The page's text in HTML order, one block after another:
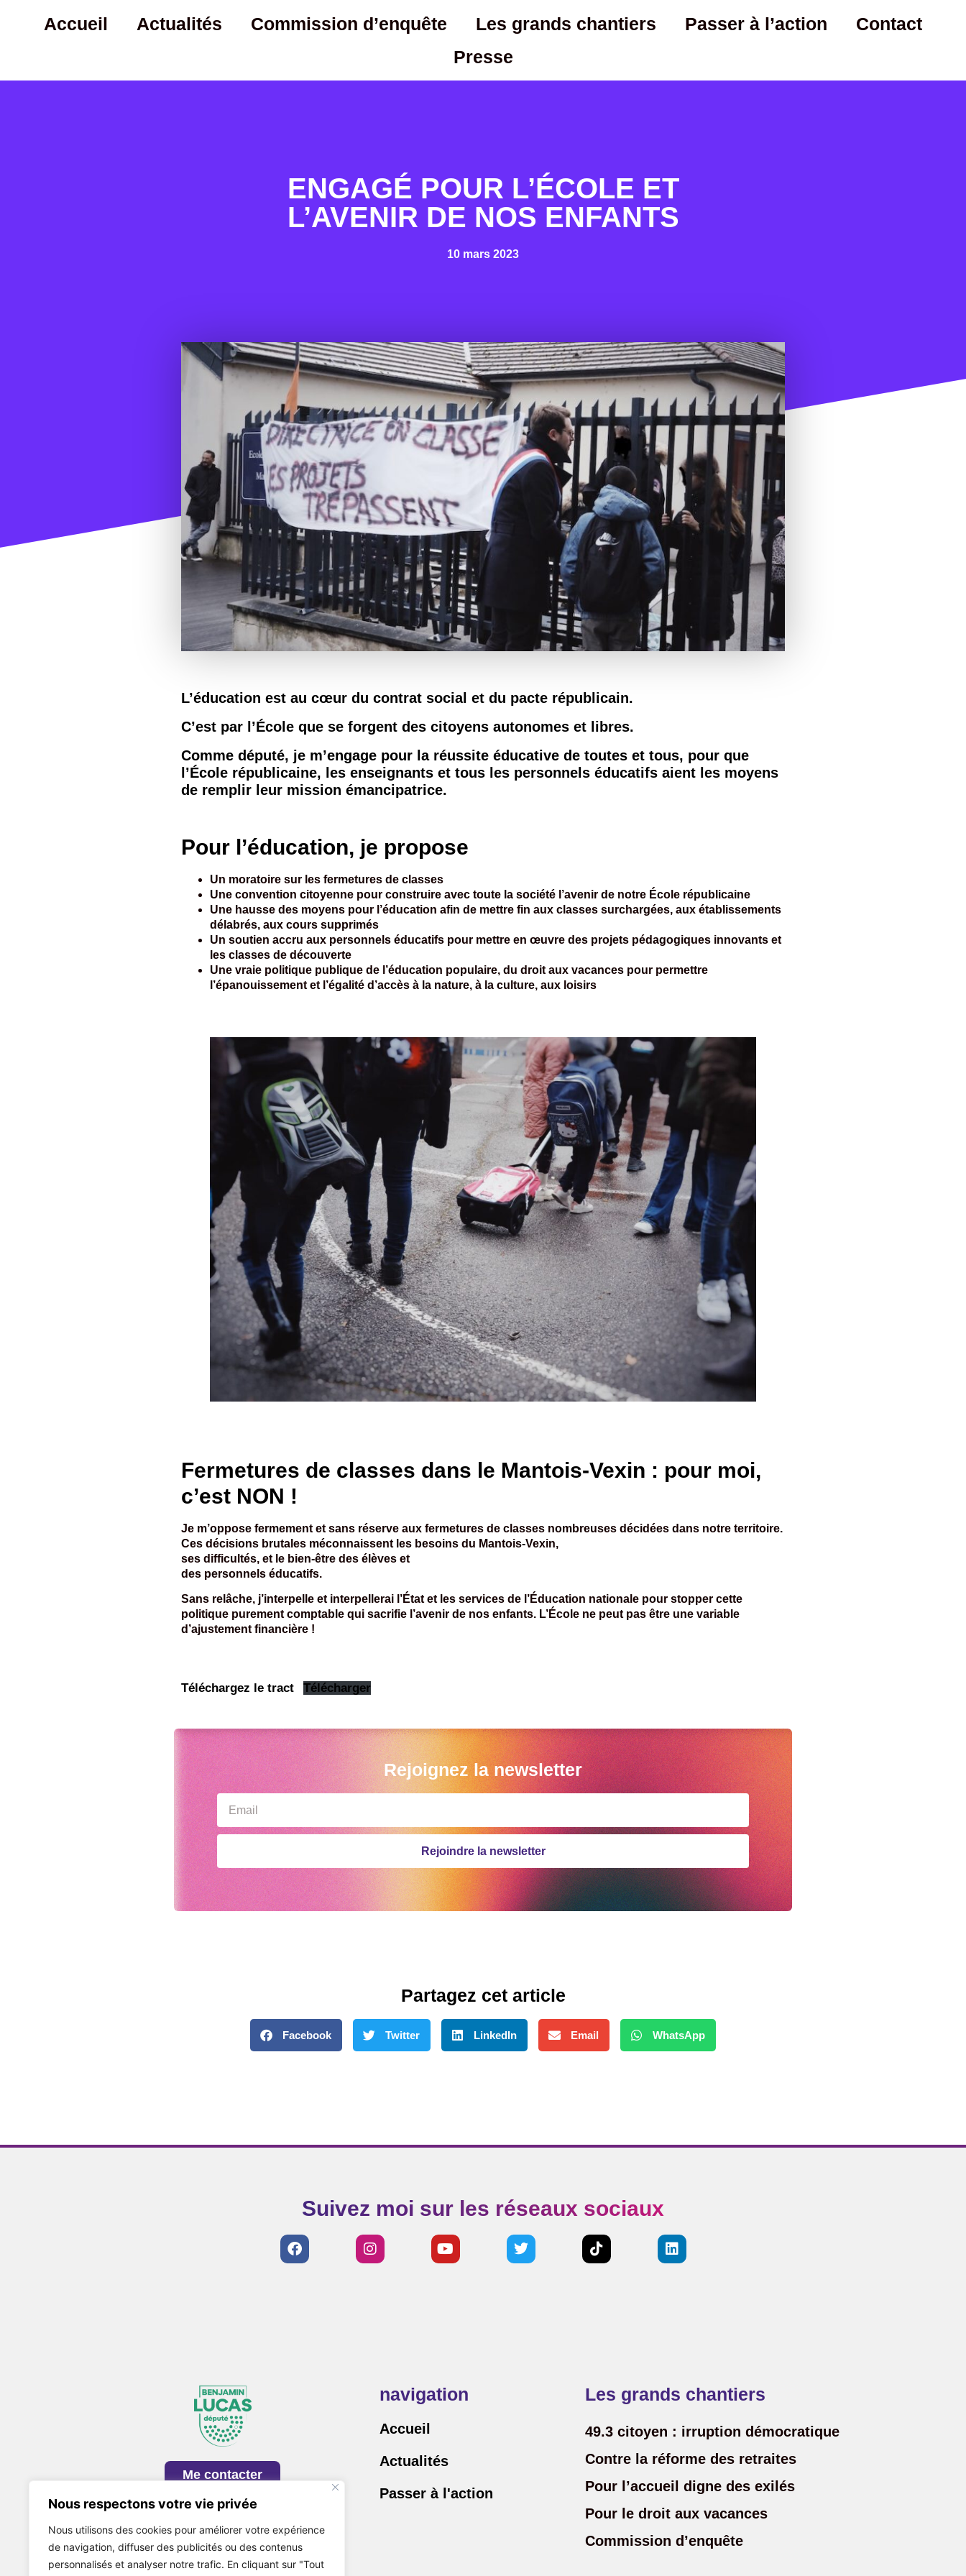
Nous respectons votre vie privée
Nous utilisons des cookies pour améliorer votre expérience
de navigation, diffuser des publicités ou des contenus
personnalisés et analyser notre trafic. En cliquant sur "Tout
Accueil Actualités Commission d’enquête Les grands chantiers Passer à l’action
Contact
Presse
ENGAGÉ POUR L’ÉCOLE ET
L’AVENIR DE NOS ENFANTS
10 mars 2023
L’éducation est au cœur du contrat social et du pacte républicain.
C’est par l’École que se forgent des citoyens autonomes et libres.
Comme député, je m’engage pour la réussite éducative de toutes et tous, pour que
l’École républicaine, les enseignants et tous les personnels éducatifs aient les moyens
de remplir leur mission émancipatrice.
Pour l’éducation, je propose
Un moratoire sur les fermetures de classes
Une convention citoyenne pour construire avec toute la société l’avenir de notre École républicaine
Une hausse des moyens pour l’éducation afin de mettre fin aux classes surchargées, aux établissements
délabrés, aux cours supprimés
Un soutien accru aux personnels éducatifs pour mettre en œuvre des projets pédagogiques innovants et
les classes de découverte
Une vraie politique publique de l’éducation populaire, du droit aux vacances pour permettre
l’épanouissement et l’égalité d’accès à la nature, à la culture, aux loisirs
Fermetures de classes dans le Mantois-Vexin : pour moi,
c’est NON !
Je m’oppose fermement et sans réserve aux fermetures de classes nombreuses décidées dans notre territoire.
Ces décisions brutales méconnaissent les besoins du Mantois-Vexin,
ses difficultés, et le bien-être des élèves et
des personnels éducatifs.
Sans relâche, j’interpelle et interpellerai l’État et les services de l’Éducation nationale pour stopper cette
politique purement comptable qui sacrifie l’avenir de nos enfants. L’École ne peut pas être une variable
d’ajustement financière !
Téléchargez le tract Télécharger
Rejoignez la newsletter
Rejoindre la newsletter
Partagez cet article
Facebook Twitter LinkedIn Email WhatsApp
Suivez moi sur les réseaux sociaux
Me contacter
navigation
Accueil
Actualités
Passer à l'action
Les grands chantiers
49.3 citoyen : irruption démocratique
Contre la réforme des retraites
Pour l’accueil digne des exilés
Pour le droit aux vacances
Commission d’enquête